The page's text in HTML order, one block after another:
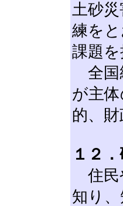
土砂
練を
課題
全国
が主
的、
１２
住民
知り